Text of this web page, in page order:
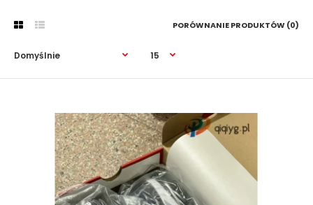
PORÓWNANIE PRODUKTÓW (0)